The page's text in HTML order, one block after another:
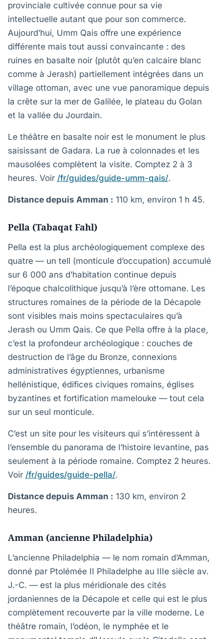
provinciale cultivée connue pour sa vie
intellectuelle autant que pour son commerce.
Aujourd’hui, Umm Qais offre une expérience
différente mais tout aussi convaincante : des
ruines en basalte noir (plutôt qu’en calcaire blanc
comme à Jerash) partiellement intégrées dans un
village ottoman, avec une vue panoramique depuis
la crête sur la mer de Galilée, le plateau du Golan
et la vallée du Jourdain.
Le théâtre en basalte noir est le monument le plus
saisissant de Gadara. La rue à colonnades et les
mausolées complètent la visite. Comptez 2 à 3
heures. Voir /fr/guides/guide-umm-qais/.
Distance depuis Amman : 110 km, environ 1 h 45.
Pella (Tabaqat Fahl)
Pella est la plus archéologiquement complexe des
quatre — un tell (monticule d’occupation) accumulé
sur 6 000 ans d’habitation continue depuis
l’époque chalcolithique jusqu’à l’ère ottomane. Les
structures romaines de la période de la Décapole
sont visibles mais moins spectaculaires qu’à
Jerash ou Umm Qais. Ce que Pella offre à la place,
c’est la profondeur archéologique : couches de
destruction de l’âge du Bronze, connexions
administratives égyptiennes, urbanisme
hellénistique, édifices civiques romains, églises
byzantines et fortification mamelouke — tout cela
sur un seul monticule.
C’est un site pour les visiteurs qui s’intéressent à
l’ensemble du panorama de l’histoire levantine, pas
seulement à la période romaine. Comptez 2 heures.
Voir /fr/guides/guide-pella/.
Distance depuis Amman : 130 km, environ 2
heures.
Amman (ancienne Philadelphia)
L’ancienne Philadelphia — le nom romain d’Amman,
donné par Ptolémée II Philadelphe au IIIe siècle av.
J.-C. — est la plus méridionale des cités
jordaniennes de la Décapole et celle qui est le plus
complètement recouverte par la ville moderne. Le
théâtre romain, l’odéon, le nymphée et le